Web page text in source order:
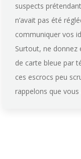
suspects
n’avait pas été
communiquer vos
Surtout, ne donnez
de carte bleue par
ces escrocs peu
rappelons que